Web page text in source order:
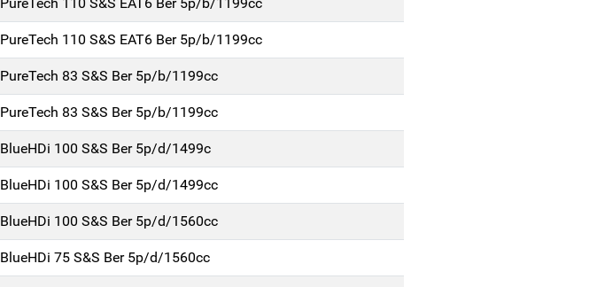
PureTech 110 S&S EAT6 Ber 5p/b/1199cc
PureTech 83 S&S Ber 5p/b/1199cc
PureTech 83 S&S Ber 5p/b/1199cc
BlueHDi 100 S&S Ber 5p/d/1499c
BlueHDi 100 S&S Ber 5p/d/1499cc
BlueHDi 100 S&S Ber 5p/d/1560cc
BlueHDi 75 S&S Ber 5p/d/1560cc